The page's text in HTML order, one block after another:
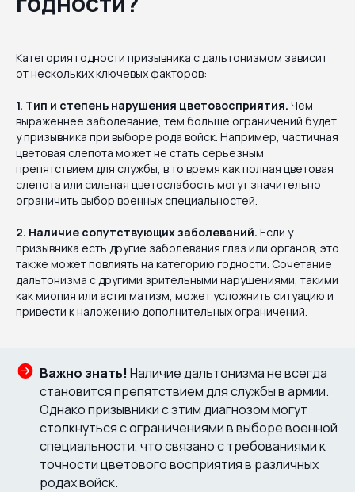
Категория годности призывника с дальтонизмом зависит
от нескольких ключевых факторов:
1. Тип и степень нарушения цветовосприятия. Чем
выраженнее заболевание, тем больше ограничений будет
у призывника при выборе рода войск. Например, частичная
цветовая слепота может не стать серьезным
препятствием для службы, в то время как полная цветовая
слепота или сильная цветослабость могут значительно
ограничить выбор военных специальностей.
2. Наличие сопутствующих заболеваний. Если у
призывника есть другие заболевания глаз или органов, это
также может повлиять на категорию годности. Сочетание
дальтонизма с другими зрительными нарушениями, такими
как миопия или астигматизм, может усложнить ситуацию и
привести к наложению дополнительных ограничений.
Важно знать! Наличие дальтонизма не всегда
становится препятствием для службы в армии.
Однако призывники с этим диагнозом могут
столкнуться с ограничениями в выборе военной
специальности, что связано с требованиями к
точности цветового восприятия в различных
родах войск.